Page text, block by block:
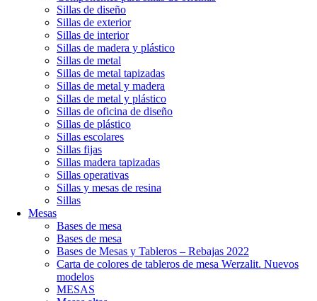
Sillas de diseño
Sillas de exterior
Sillas de interior
Sillas de madera y plástico
Sillas de metal
Sillas de metal tapizadas
Sillas de metal y madera
Sillas de metal y plástico
Sillas de oficina de diseño
Sillas de plástico
Sillas escolares
Sillas fijas
Sillas madera tapizadas
Sillas operativas
Sillas y mesas de resina
Sillas
Mesas
Bases de mesa
Bases de mesa
Bases de Mesas y Tableros – Rebajas 2022
Carta de colores de tableros de mesa Werzalit. Nuevos
modelos
MESAS